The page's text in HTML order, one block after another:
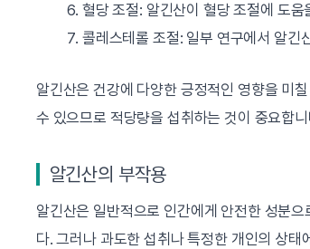
혈당 조절: 알긴산이 혈당 조절에 도움
콜레스테롤 조절: 일부 연구에서 알긴
알긴산은 건강에 다양한 긍정적인 영향을 미
수 있으므로 적당량을 섭취하는 것이 중요합
알긴산의 부작용
알긴산은 일반적으로 인간에게 안전한 성분
다. 그러나 과도한 섭취나 특정한 개인의 상